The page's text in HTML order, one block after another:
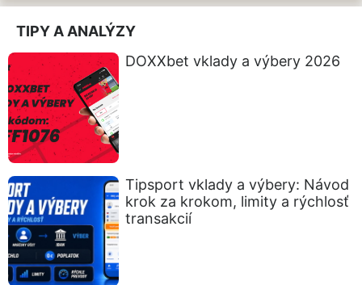
TIPY A ANALÝZY
DOXXbet vklady a výbery 2026
Tipsport vklady a výbery: Návod
krok za krokom, limity a rýchlosť
transakcií